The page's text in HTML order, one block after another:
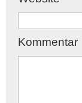
Kommentar